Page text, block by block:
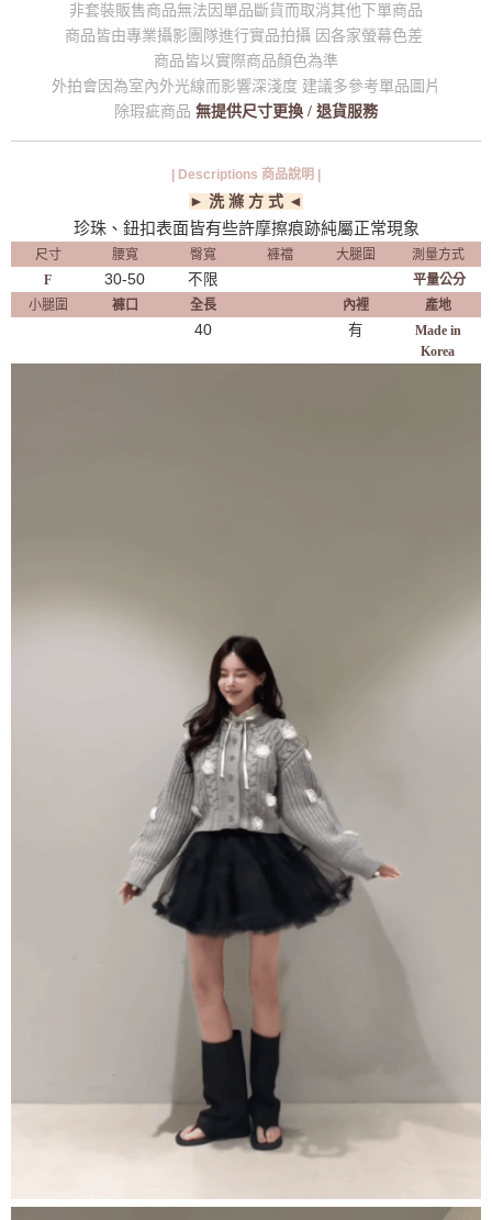
非套裝販售商品無法因單品斷貨而取消其他下單商品
商品皆由專業攝影團隊進行實品拍攝 因各家螢幕色差
商品皆以實際商品顏色為準
外拍會因為室內外光線而影響深淺度 建議多參考單品圖片
除瑕疵商品 無提供尺寸更換 / 退貨服務
| Descriptions 商品說明 |
► 洗 滌 方 式 ◄
珍珠、鈕扣表面皆有些許摩擦痕跡純屬正常現象
尺寸 腰寬 臀寬 褲襠 大腿圍
測量方式
F
30-50 不限
平量公分
小腿圍
褲口 全長 內裡 產地
40 有
Made in
Korea